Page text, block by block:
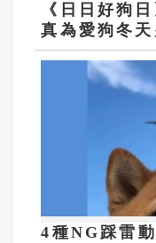
《日日好狗
真為愛狗冬天
4種NG踩雷